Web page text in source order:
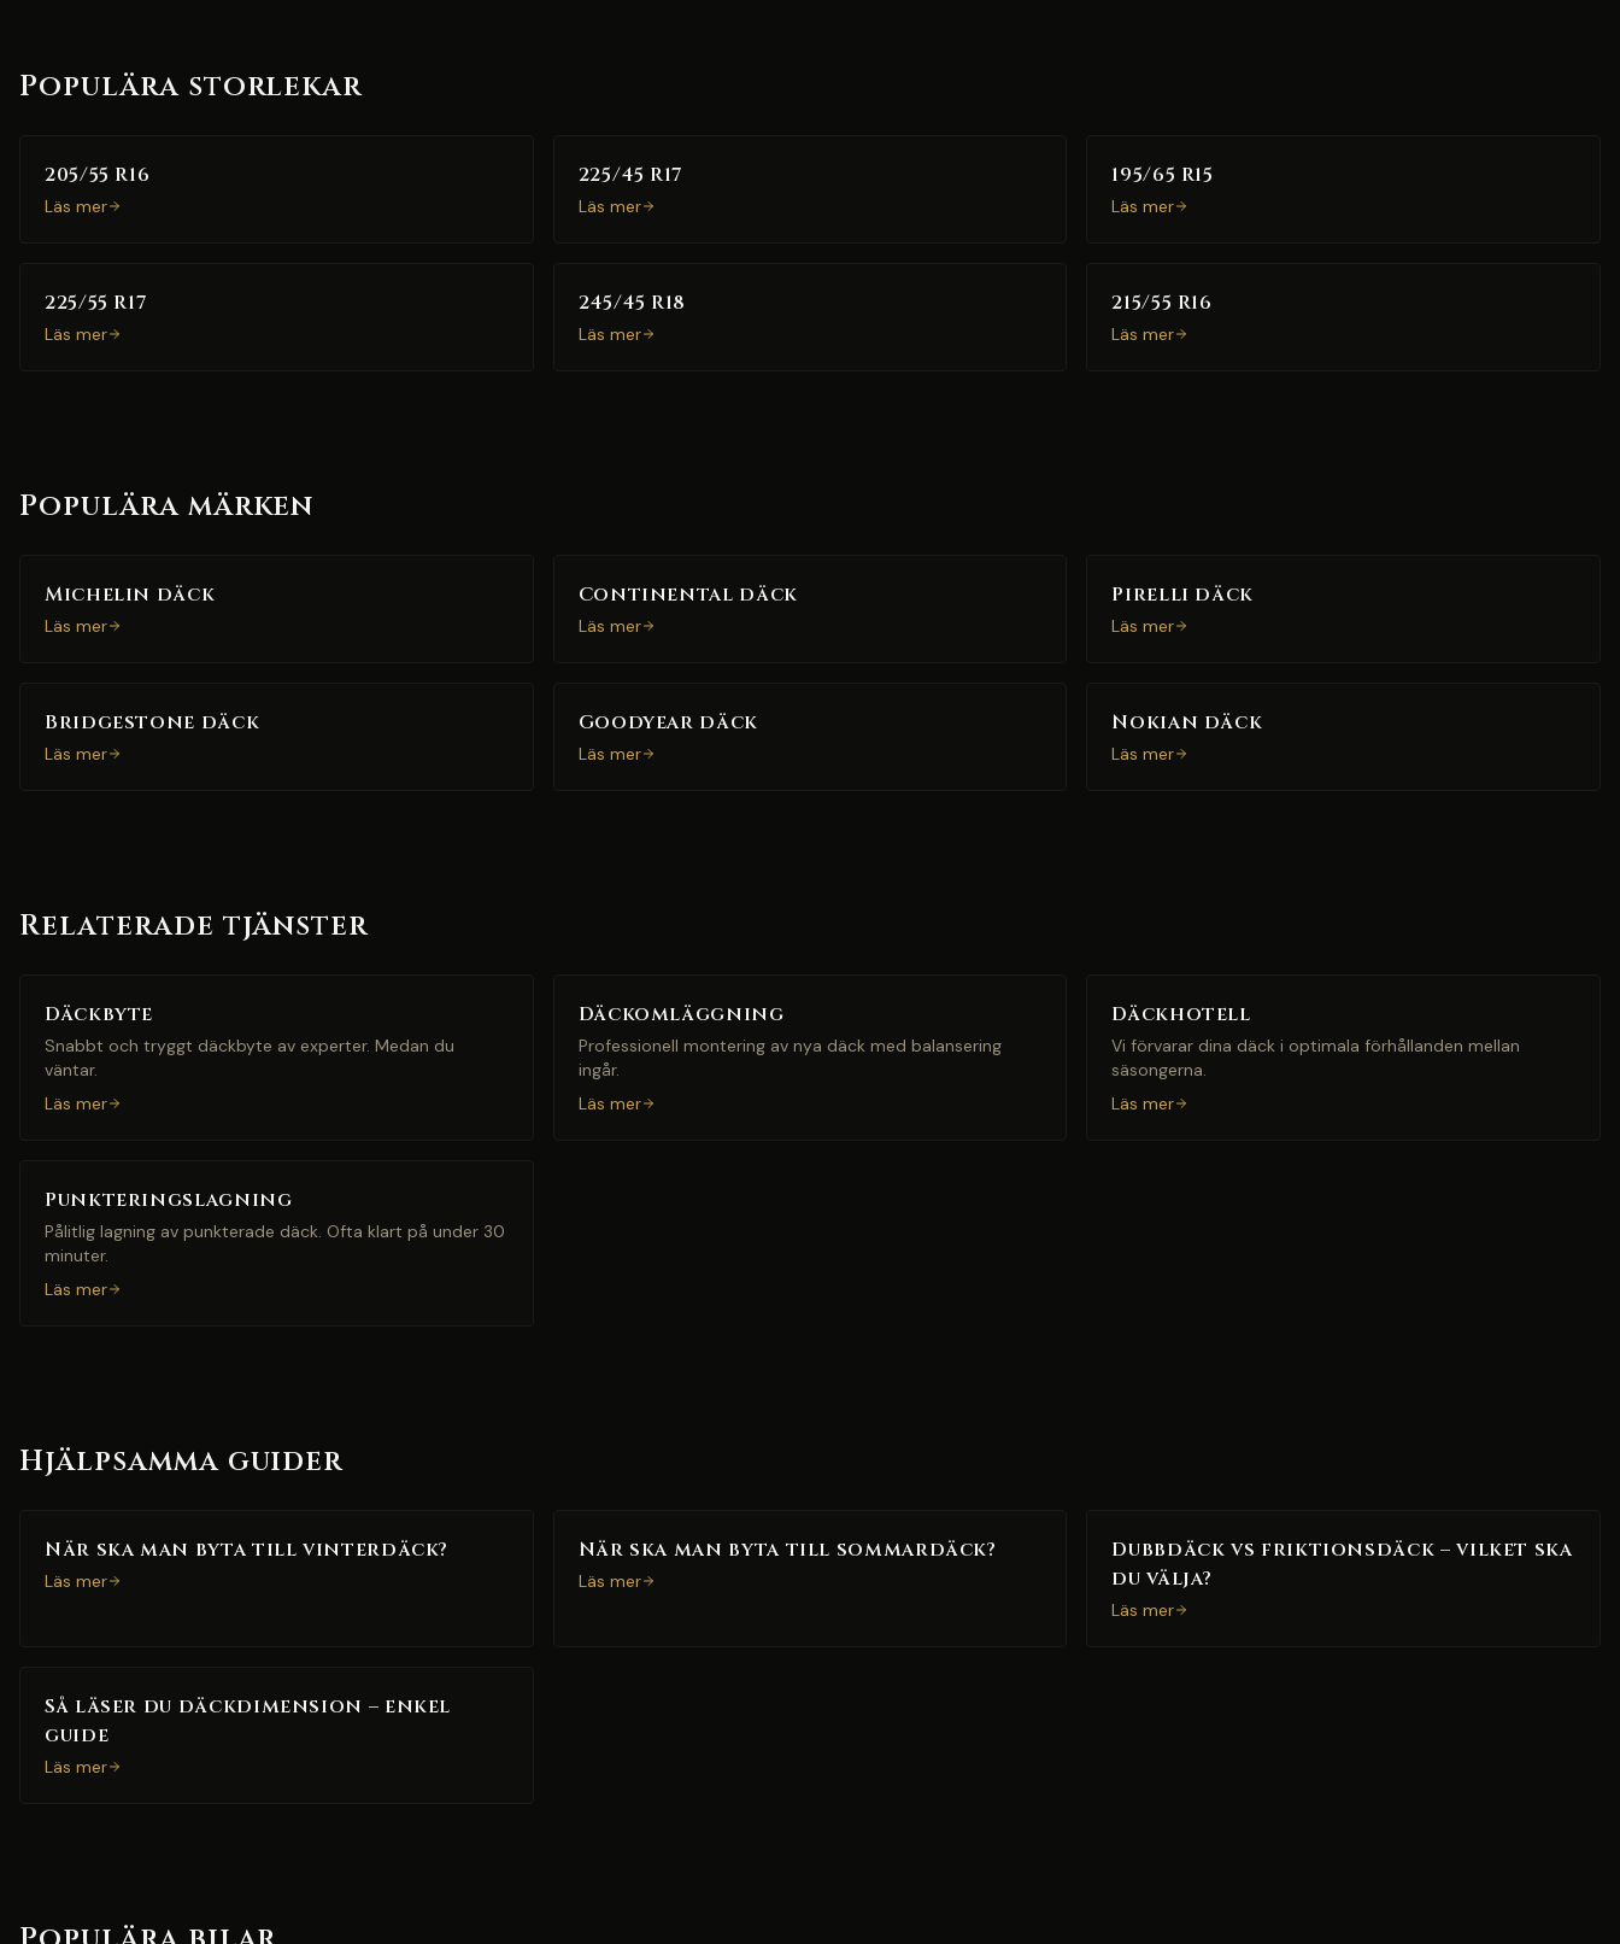
Populära storlekar
205/55 R16
Läs mer
225/45 R17
Läs mer
195/65 R15
Läs mer
225/55 R17
Läs mer
245/45 R18
Läs mer
215/55 R16
Läs mer
Populära märken
Michelin däck
Läs mer
Continental däck
Läs mer
Pirelli däck
Läs mer
Bridgestone däck
Läs mer
Goodyear däck
Läs mer
Nokian däck
Läs mer
Relaterade tjänster
Däckbyte
Snabbt och tryggt däckbyte av experter. Medan du
väntar.
Läs mer
Däckomläggning
Professionell montering av nya däck med balansering
ingår.
Läs mer
Däckhotell
Vi förvarar dina däck i optimala förhållanden mellan
säsongerna.
Läs mer
Punkteringslagning
Pålitlig lagning av punkterade däck. Ofta klart på under 30
minuter.
Läs mer
Hjälpsamma guider
När ska man byta till vinterdäck?
Läs mer
När ska man byta till sommardäck?
Läs mer
Dubbdäck vs friktionsdäck – vilket ska
du välja?
Läs mer
Så läser du däckdimension – enkel
guide
Läs mer